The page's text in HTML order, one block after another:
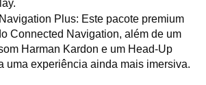
Plus: Este pacote premium
Connected Navigation, além de um
Harman Kardon e um Head-Up
uma experiência ainda mais imersiva.